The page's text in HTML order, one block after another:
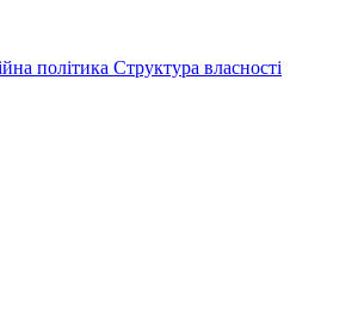
політика Структура власності